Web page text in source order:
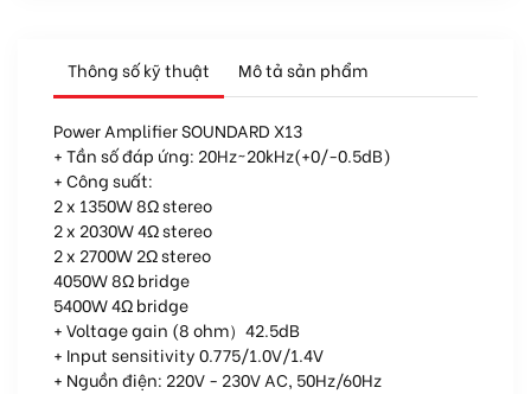
Thông số kỹ thuật Mô tả sản phẩm
Power Amplifier SOUNDARD X13
+ Tần số đáp ứng: 20Hz~20kHz(+0/-0.5dB)
+ Công suất:
2 x 1350W 8Ω stereo
2 x 2030W 4Ω stereo
2 x 2700W 2Ω stereo
4050W 8Ω bridge
5400W 4Ω bridge
+ Voltage gain (8 ohm）42.5dB
+ Input sensitivity 0.775/1.0V/1.4V
+ Nguồn điện: 220V - 230V AC, 50Hz/60Hz